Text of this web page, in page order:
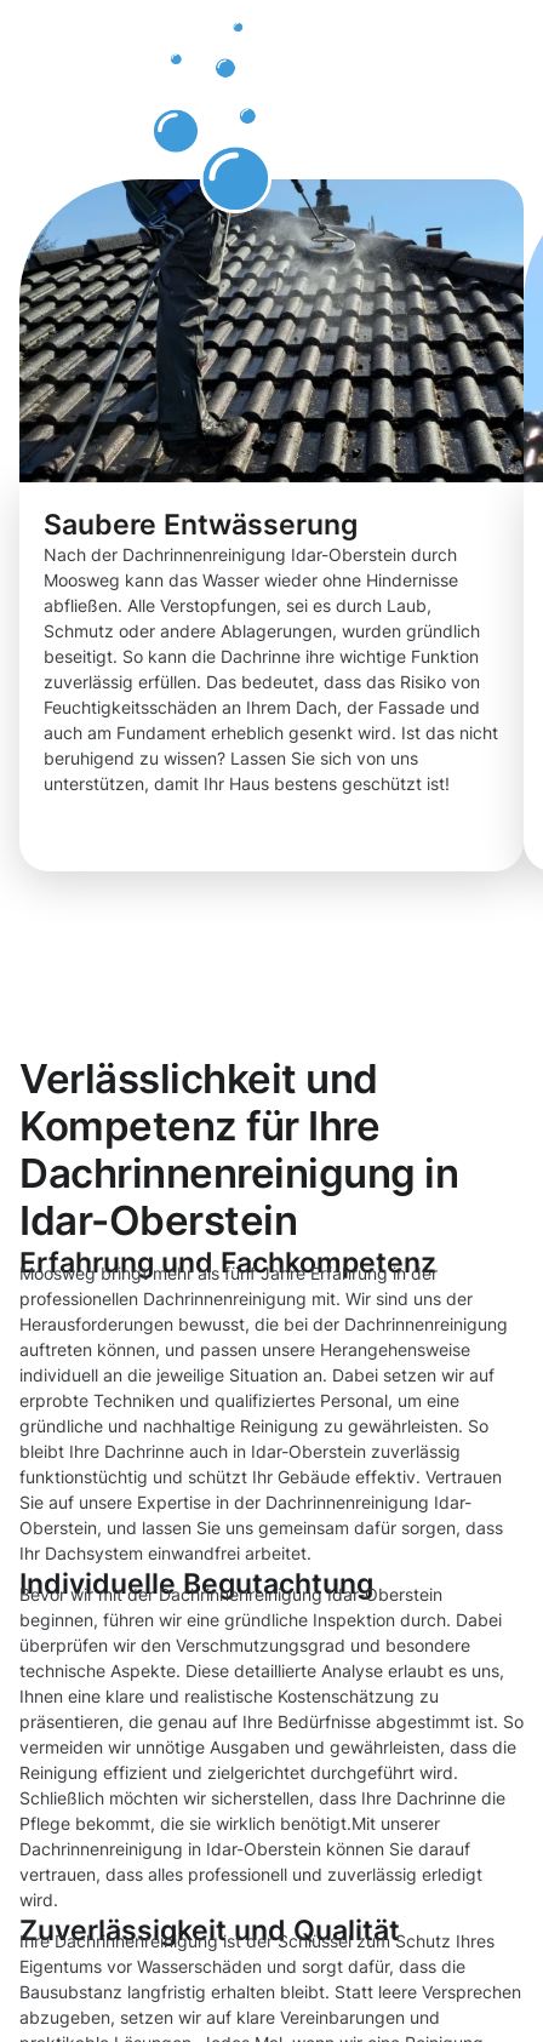
Saubere Entwässerung
Nach der Dachrinnenreinigung Idar-Oberstein durch
Moosweg kann das Wasser wieder ohne Hindernisse
abfließen. Alle Verstopfungen, sei es durch Laub,
Schmutz oder andere Ablagerungen, wurden gründlich
beseitigt. So kann die Dachrinne ihre wichtige Funktion
zuverlässig erfüllen. Das bedeutet, dass das Risiko von
Feuchtigkeitsschäden an Ihrem Dach, der Fassade und
auch am Fundament erheblich gesenkt wird. Ist das nicht
beruhigend zu wissen? Lassen Sie sich von uns
unterstützen, damit Ihr Haus bestens geschützt ist!
Verlässlichkeit und
Kompetenz für Ihre
Dachrinnenreinigung in
Idar-Oberstein
Erfahrung und Fachkompetenz
Moosweg bringt mehr als fünf Jahre Erfahrung in der
professionellen Dachrinnenreinigung mit. Wir sind uns der
Herausforderungen bewusst, die bei der Dachrinnenreinigung
auftreten können, und passen unsere Herangehensweise
individuell an die jeweilige Situation an. Dabei setzen wir auf
erprobte Techniken und qualifiziertes Personal, um eine
gründliche und nachhaltige Reinigung zu gewährleisten. So
bleibt Ihre Dachrinne auch in Idar-Oberstein zuverlässig
funktionstüchtig und schützt Ihr Gebäude effektiv. Vertrauen
Sie auf unsere Expertise in der Dachrinnenreinigung Idar-
Oberstein, und lassen Sie uns gemeinsam dafür sorgen, dass
Ihr Dachsystem einwandfrei arbeitet.
Individuelle Begutachtung
Bevor wir mit der Dachrinnenreinigung Idar-Oberstein
beginnen, führen wir eine gründliche Inspektion durch. Dabei
überprüfen wir den Verschmutzungsgrad und besondere
technische Aspekte. Diese detaillierte Analyse erlaubt es uns,
Ihnen eine klare und realistische Kostenschätzung zu
präsentieren, die genau auf Ihre Bedürfnisse abgestimmt ist. So
vermeiden wir unnötige Ausgaben und gewährleisten, dass die
Reinigung effizient und zielgerichtet durchgeführt wird.
Schließlich möchten wir sicherstellen, dass Ihre Dachrinne die
Pflege bekommt, die sie wirklich benötigt.Mit unserer
Dachrinnenreinigung in Idar-Oberstein können Sie darauf
vertrauen, dass alles professionell und zuverlässig erledigt
wird.
Zuverlässigkeit und Qualität
Ihre Dachrinnenreinigung ist der Schlüssel zum Schutz Ihres
Eigentums vor Wasserschäden und sorgt dafür, dass die
Bausubstanz langfristig erhalten bleibt. Statt leere Versprechen
abzugeben, setzen wir auf klare Vereinbarungen und